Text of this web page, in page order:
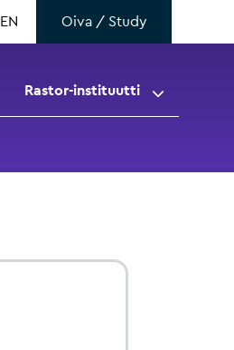
EN Oiva / Study
Rastor-instituutti